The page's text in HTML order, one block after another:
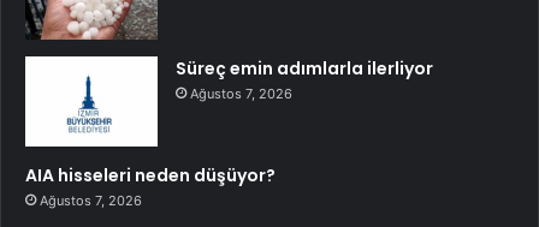
Süreç emin adımlarla ilerliyor
Ağustos 7, 2026
AIA hisseleri neden düşüyor?
Ağustos 7, 2026